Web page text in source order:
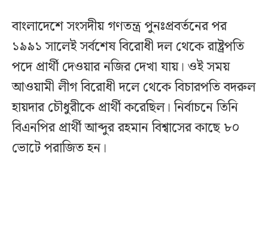
বাংলাদেশে সংসদীয় গণতন্ত্র পুনঃপ্রবর্তনের পর
১৯৯১ সালেই সর্বশেষ বিরোধী দল থেকে রাষ্ট্রপতি
পদে প্রার্থী দেওয়ার নজির দেখা যায়। ওই সময়
আওয়ামী লীগ বিরোধী দলে থেকে বিচারপতি বদরুল
হায়দার চৌধুরীকে প্রার্থী করেছিল। নির্বাচনে তিনি
বিএনপির প্রার্থী আব্দুর রহমান বিশ্বাসের কাছে ৮০
ভোটে পরাজিত হন।